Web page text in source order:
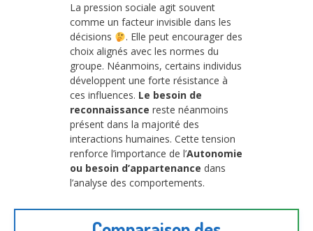
La pression sociale agit souvent
comme un facteur invisible dans les
décisions
. Elle peut encourager des
choix alignés avec les normes du
groupe. Néanmoins, certains individus
développent une forte résistance à
ces influences. Le besoin de
reconnaissance reste néanmoins
présent dans la majorité des
interactions humaines. Cette tension
renforce l’importance de l’Autonomie
ou besoin d’appartenance dans
l’analyse des comportements.